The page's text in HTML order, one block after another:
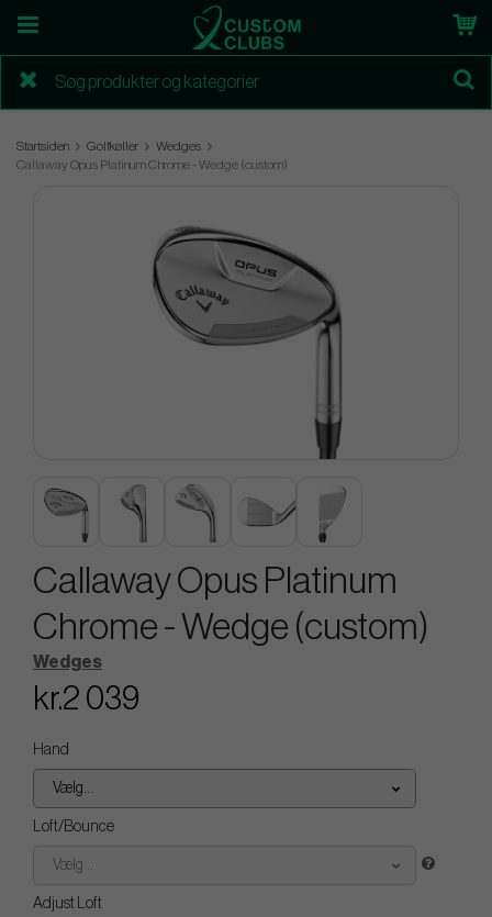
Startsiden Golfkøller
Wedges
Callaway Opus Platinum Chrome - Wedge (custom)
Callaway Opus Platinum
Chrome - Wedge (custom)
Wedges
kr.2 039
Hand
Vælg...
Loft/Bounce
Vælg...
Adjust Loft